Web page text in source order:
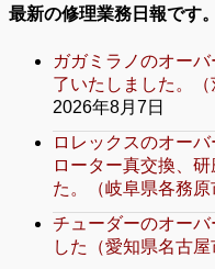
最新の修理業務日報です。
ガガミラノのオー
了いたしました。（
2026年8月7日
ロレックスのオーバ
ローター真交換、
た。（岐阜県各務原
チューダーのオー
した（愛知県名古屋